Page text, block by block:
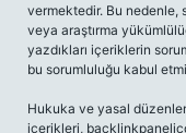
vermektedir. Bu
veya araştırma
yazdıkları içeriklerin
bu sorumluluğu kabul
Hukuka ve yasal
içerikleri,